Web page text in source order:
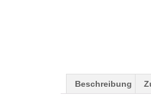
Beschreibung